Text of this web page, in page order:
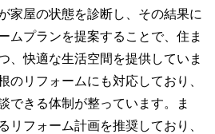
家屋の状態を診断し、その結果に
ムプランを提案することで、住ま
、快適な生活空間を提供していま
のリフォームにも対応しており、
できる体制が整っています。ま
リフォーム計画を推奨しており、